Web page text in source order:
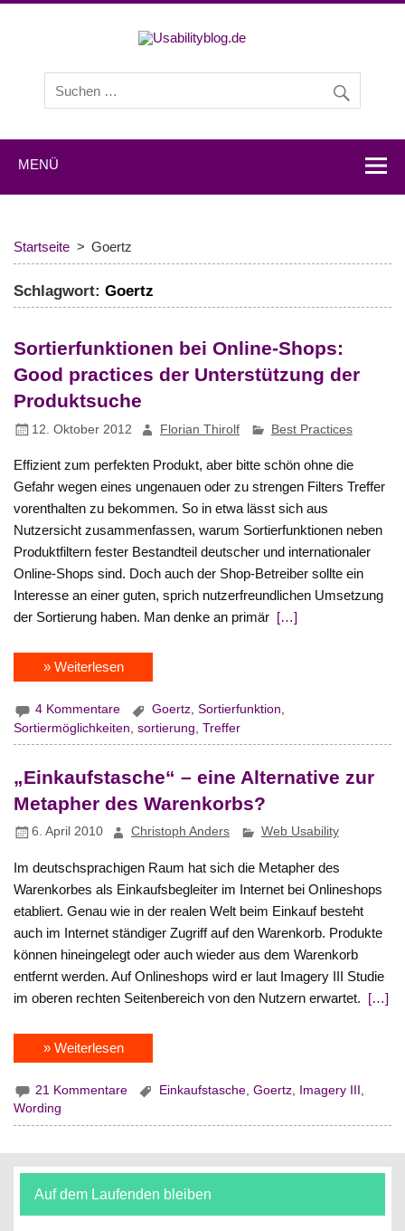
Experten zu den Themen Usability und User Experience.
MENÜ
Startseite Goertz
Schlagwort:Goertz
Sortierfunktionen bei Online-Shops:
Good practices der Unterstützung der
Produktsuche
12. Oktober 2012 Florian Thirolf Best Practices
Effizient zum perfekten Produkt, aber bitte schön ohne die
Gefahr wegen eines ungenauen oder zu strengen Filters Treffer
vorenthalten zu bekommen. So in etwa lässt sich aus
Nutzersicht zusammenfassen, warum Sortierfunktionen neben
Produktfiltern fester Bestandteil deutscher und internationaler
Online-Shops sind. Doch auch der Shop-Betreiber sollte ein
Interesse an einer guten, sprich nutzerfreundlichen Umsetzung
der Sortierung haben. Man denke an primär […]
» Weiterlesen
4 Kommentare Goertz,Sortierfunktion,
Sortiermöglichkeiten ,sortierung ,Treffer
„Einkaufstasche“ – eine Alternative zur
Metapher des Warenkorbs?
6. April 2010 Christoph Anders Web Usability
Im deutschsprachigen Raum hat sich die Metapher des
Warenkorbes als Einkaufsbegleiter im Internet bei Onlineshops
etabliert. Genau wie in der realen Welt beim Einkauf besteht
auch im Internet ständiger Zugriff auf den Warenkorb. Produkte
können hineingelegt oder auch wieder aus dem Warenkorb
entfernt werden. Auf Onlineshops wird er laut Imagery III Studie
im oberen rechten Seitenbereich von den Nutzern erwartet. […]
» Weiterlesen
21 Kommentare Einkaufstasche ,Goertz Imagery III
Wording
Auf dem Laufenden bleiben